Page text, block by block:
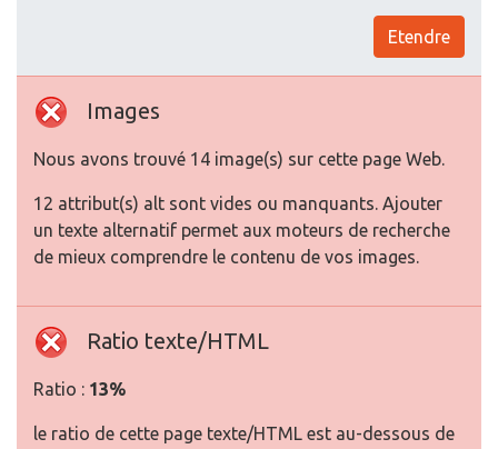
Etendre
Images
Nous avons trouvé 14 image(s) sur cette page Web.
12 attribut(s) alt sont vides ou manquants. Ajouter
un texte alternatif permet aux moteurs de recherche
de mieux comprendre le contenu de vos images.
Ratio texte/HTML
Ratio : 13%
le ratio de cette page texte/HTML est au-dessous de